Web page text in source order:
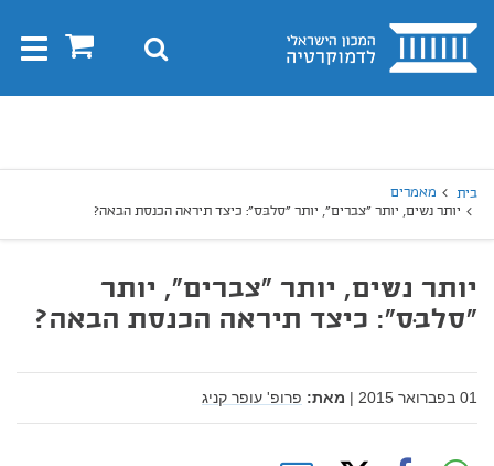
בית 0 חיפוש
בית
מאמרים
יותר נשים, יותר "צברים", יותר "סלבּס": כיצד תיראה הכנסת הבאה?
יותר נשים, יותר "צברים", יותר
"סלבּס": כיצד תיראה הכנסת הבאה?
01 בפברואר 2015 | מאת: פרופ' עופר קניג